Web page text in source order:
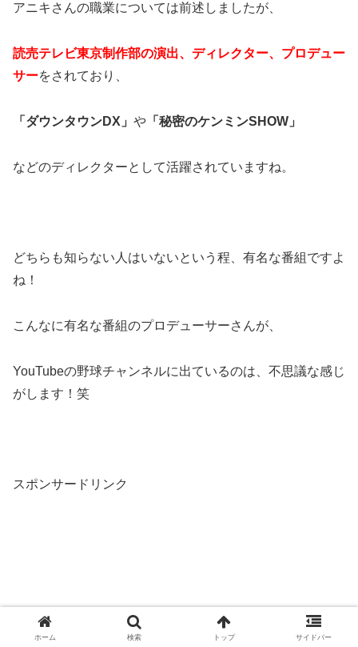
アニキさんの職業については前述しましたが、
読売テレビ東京制作部の演出、ディレクター、プロデュー
サーをされており、
「ダウンタウンDX」 や 「秘密のケンミンSHOW」
などのディレクターとして活躍されていますね。
どちらも知らない人はいないという程、有名な番組ですよ
ね！
こんなに有名な番組のプロデューサーさんが、
YouTubeの野球チャンネルに出ているのは、不思議な感じ
がします！笑
スポンサードリンク
ホーム 検索 トップ サイドバー